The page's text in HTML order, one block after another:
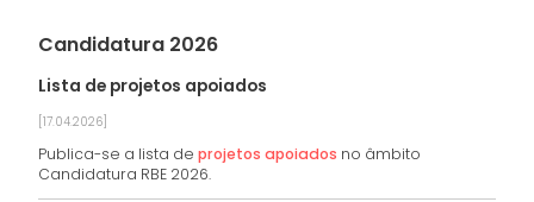
Candidatura 2026
Lista de projetos apoiados
[17.04.2026]
Publica-se a lista deprojetos apoiados no âmbito
Candidatura RBE 2026.